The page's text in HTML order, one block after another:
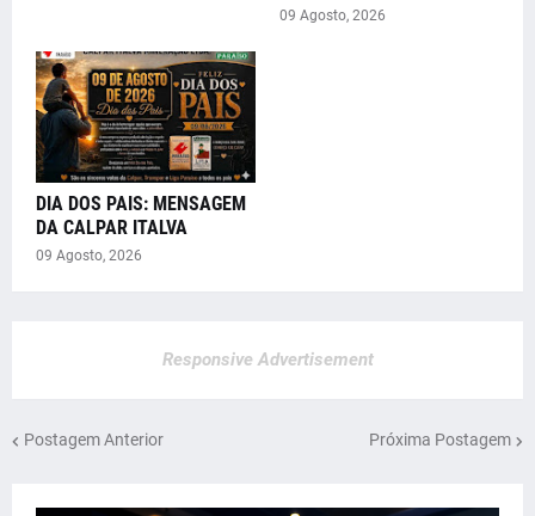
09 Agosto, 2026
DIA DOS PAIS: MENSAGEM
DA CALPAR ITALVA
09 Agosto, 2026
Responsive Advertisement
Postagem Anterior Próxima Postagem